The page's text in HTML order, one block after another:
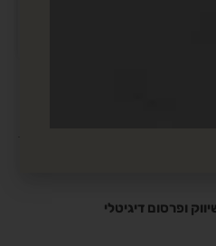
ופרסום דיגיטלי